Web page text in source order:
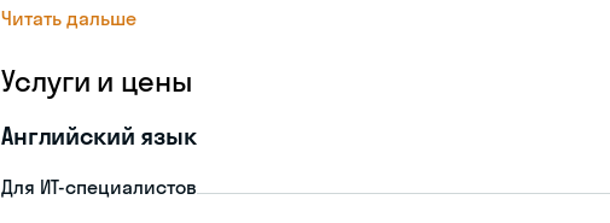
Читать дальше
Услуги и цены
Английский язык
Для ИТ-специалистов